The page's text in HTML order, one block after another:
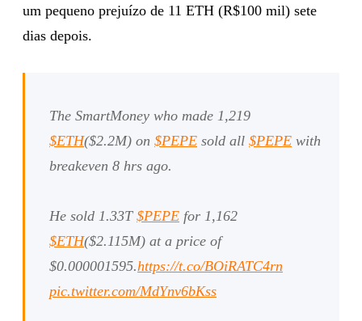
um pequeno prejuízo de 11 ETH (R$100 mil) sete
dias depois.
The SmartMoney who made 1,219
$ETH($2.2M) on $PEPE sold all $PEPE with
breakeven 8 hrs ago.
He sold 1.33T $PEPE for 1,162
$ETH($2.115M) at a price of
$0.000001595.https://t.co/BOiRATC4rn
pic.twitter.com/MdYnv6bKss